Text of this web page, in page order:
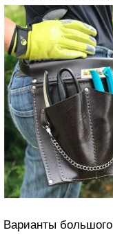
Варианты большого